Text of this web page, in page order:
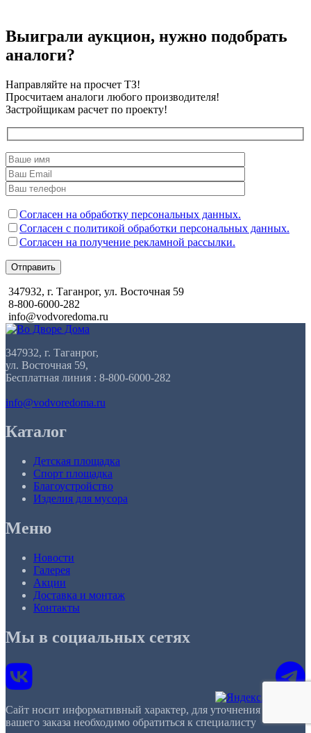
Выиграли аукцион, нужно подобрать
аналоги?
Направляйте на просчет ТЗ!
Просчитаем аналоги любого производителя!
Застройщикам расчет по проекту!
Согласен на обработку персональных данных.
Согласен с политикой обработки персональных данных.
Согласен на получение рекламной рассылки.
Отправить
347932, г. Таганрог, ул. Восточная 59
8-800-6000-282
info@vodvoredoma.ru
347932, г. Таганрог,
ул. Восточная 59,
Бесплатная линия : 8-800-6000-282
info@vodvoredoma.ru
Каталог
Детская площадка
Спорт площадка
Благоустройство
Изделия для мусора
Меню
Новости
Галерея
Акции
Доставка и монтаж
Контакты
Мы в социальных сетях
Сайт носит информативный характер, для уточнения деталей
вашего заказа необходимо обратиться к специалисту